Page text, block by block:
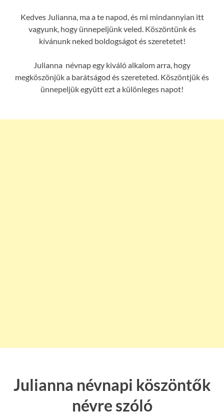
Kedves Julianna, ma a te napod, és mi mindannyian itt
vagyunk, hogy ünnepeljünk veled. Köszöntünk és
kívánunk neked boldogságot és szeretetet!
Julianna névnap egy kiváló alkalom arra, hogy
megköszönjük a barátságod és szereteted. Köszöntjük és
ünnepeljük együtt ezt a különleges napot!
Julianna névnapi köszöntők
névre szóló